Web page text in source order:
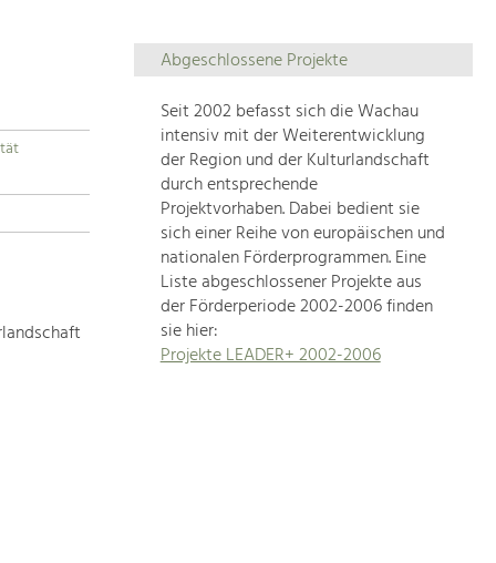
Themenübersicht
Die
Regionalentwicklung
in
unserer
Region
ist
sehr
vielfältig.
Deshalb
geben
wir
hier
Abgeschlossene Projekte
Seit 2002 befasst sich die Wachau
intensiv mit der Weiterentwicklung
der Region und der Kulturlandschaft
durch entsprechende
Projektvorhaben. Dabei bedient sie
sich einer Reihe von europäischen und
nationalen Förderprogrammen. Eine
Liste abgeschlossener Projekte aus
der Förderperiode 2002-2006 finden
sie hier:
Projekte LEADER+ 2002-2006